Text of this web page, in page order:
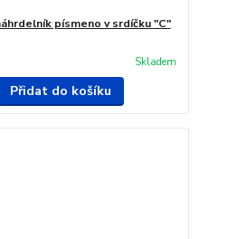
písmeno v srdíčku "C"
Skladem
Přidat do košíku